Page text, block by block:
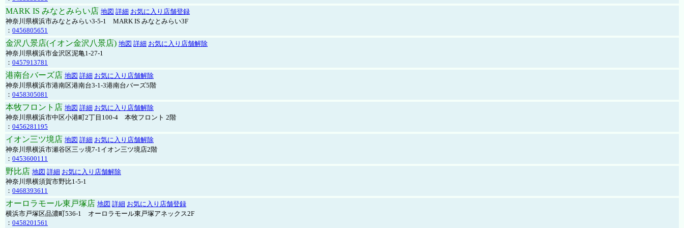
MARK IS みなとみらい店 地図 詳細 お気に入り店舗登録
神奈川県横浜市みなとみらい3-5-1 MARK IS みなとみらい3F
： 0456805651
金沢八景店(イオン金沢八景店) 地図 詳細 お気に入り店舗解除
神奈川県横浜市金沢区泥亀1-27-1
： 0457913781
港南台バーズ店 地図 詳細 お気に入り店舗解除
神奈川県横浜市港南区港南台3-1-3港南台バーズ5階
： 0458305081
本牧フロント店 地図 詳細 お気に入り店舗解除
神奈川県横浜市中区小港町2丁目100-4 本牧フロント 2階
： 0456281195
イオン三ツ境店 地図 詳細 お気に入り店舗解除
神奈川県横浜市瀬谷区三ッ境7-1イオン三ツ境店2階
： 0453600111
野比店 地図 詳細 お気に入り店舗解除
神奈川県横須賀市野比1-5-1
： 0468393611
オーロラモール東戸塚店 地図 詳細 お気に入り店舗登録
横浜市戸塚区品濃町536-1 オーロラモール東戸塚アネックス2F
： 0458201561